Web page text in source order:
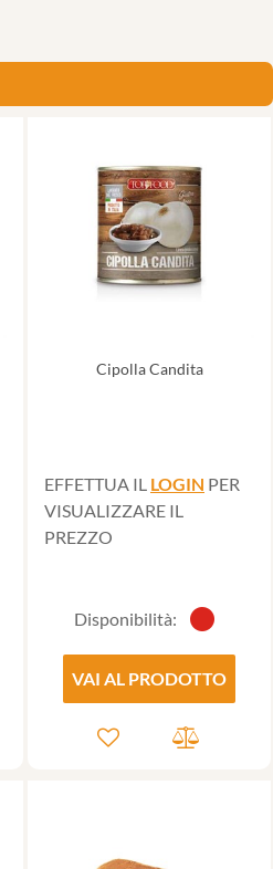
Cipolla Candita
EFFETTUA IL LOGIN PER
VISUALIZZARE IL
PREZZO
Disponibilità:
VAI AL PRODOTTO